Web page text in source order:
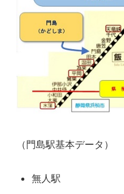
（門島駅基本データ）
無人駅